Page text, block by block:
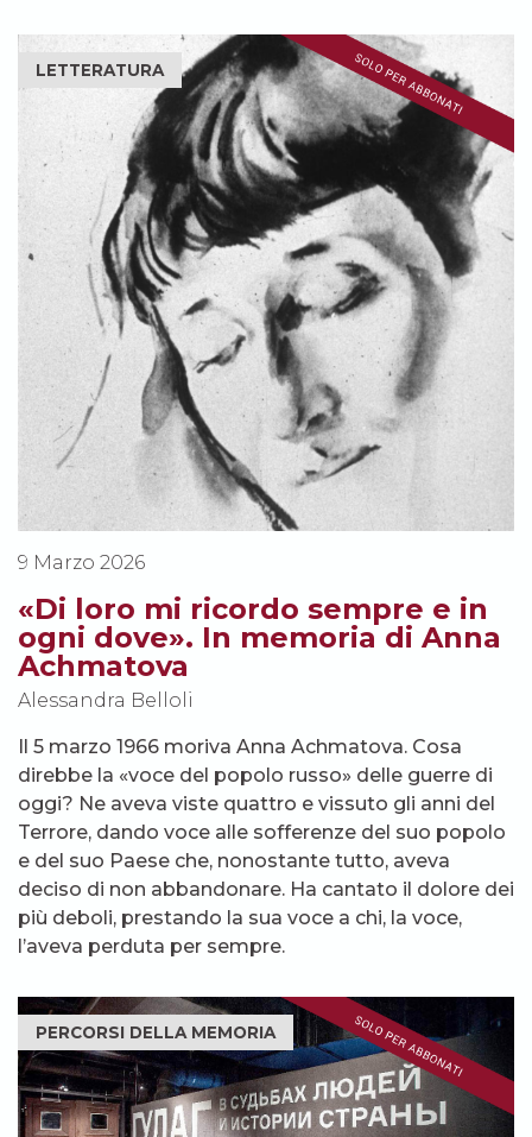
LETTERATURA
9 Marzo 2026
«Di loro mi ricordo sempre e in
ogni dove». In memoria di Anna
Achmatova
Alessandra Belloli
Il 5 marzo 1966 moriva Anna Achmatova. Cosa
direbbe la «voce del popolo russo» delle guerre di
oggi? Ne aveva viste quattro e vissuto gli anni del
Terrore, dando voce alle sofferenze del suo popolo
e del suo Paese che, nonostante tutto, aveva
deciso di non abbandonare. Ha cantato il dolore dei
più deboli, prestando la sua voce a chi, la voce,
l’aveva perduta per sempre.
PERCORSI DELLA MEMORIA